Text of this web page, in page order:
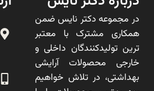
در مجموعه دکتر نایس ضمن
همکاری مشترک با معتبر
ترین تولیدکنندگان داخلی و
خارجی محصولات آرایشی
بهداشتی، در تلاش خواهیم